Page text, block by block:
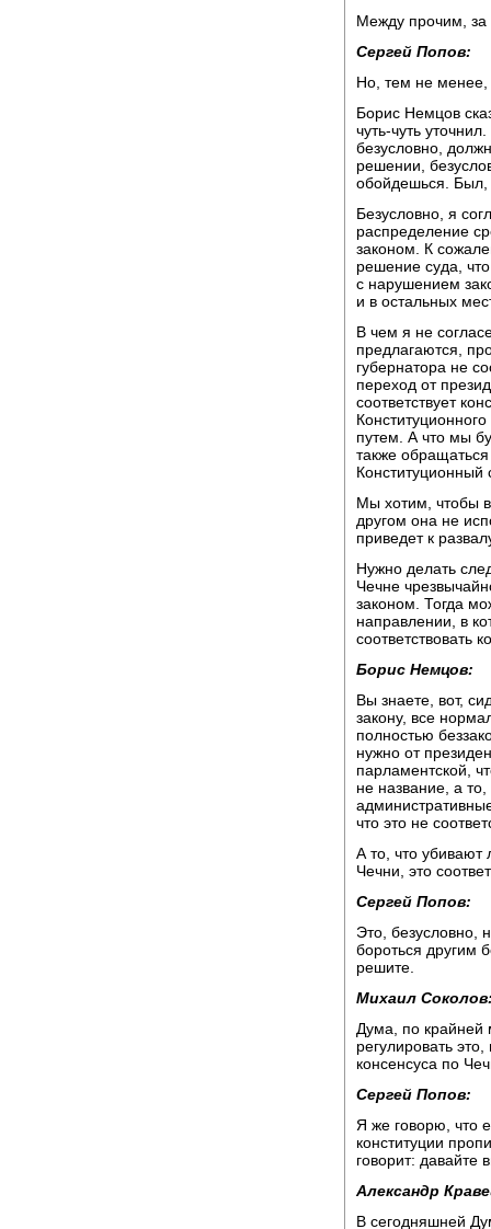
Между прочим, за
Сергей Попов:
Но, тем не менее,
Борис Немцов
чуть-чуть
безусловно,
решении,
обойдешься. Был,
Безусловно, я
распределение
законом. К
решение суда,
с нарушением
и в остальных
В чем я не
предлагаются,
губернатора не
переход от
соответствует
путем. А что мы
также
Конституционный
Мы хотим, чтобы
другом она не
приведет к
Нужно делать
Чечне
законом. Тогда
направлении, в
соответствовать
Борис Немцов:
Вы знаете, вот,
закону, все
полностью
нужно от
парламентской,
не название, а
что это не
А то, что
Чечни, это
Сергей Попов:
Это, безусловно,
бороться другим
решите.
Михаил
Дума, по крайней
регулировать
консенсуса по
Сергей Попов:
Я же говорю, что
конституции
говорит: давайте
Александр
В сегодняшней